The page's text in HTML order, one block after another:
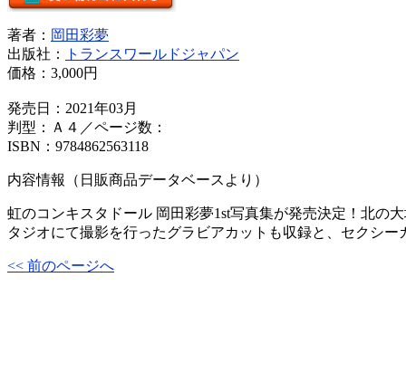
著者： 岡田彩夢
出版社：
トランスワールドジャパン
価格： 3,000円
発売日：2021年03月
判型：Ａ４／ページ数：
ISBN：9784862563118
内容情報（日販商品データベースより）
虹のコンキスタドール 岡田彩夢1st写真集が発売決定！北の
タジオにて撮影を行ったグラビアカットも収録と、セクシ
<< 前のページへ